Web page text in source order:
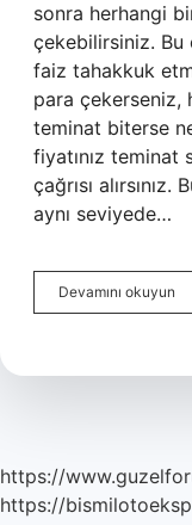
sonra herhangi
çekebilirsiniz. Bu
faiz tahakkuk
para çekerseniz,
teminat biterse
fiyatınız teminat
çağrısı alırsınız.
aynı seviyede…
Devamını okuyun
https://
https://